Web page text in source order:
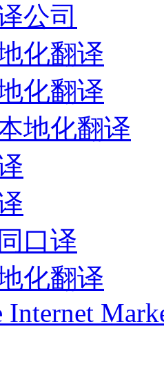
公司
化翻译
化翻译
地化翻译
口译
化翻译
Internet